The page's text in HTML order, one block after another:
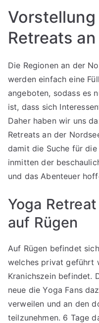
Retreats
Die Regionen an der
werden einfach eine
angeboten, sodass es
ist, dass sich
Daher haben wir uns
Retreats an der
damit die Suche für
inmitten der
und das Abenteuer
Yoga
auf Rügen
Auf Rügen befindet
welches privat geführt
Kranichszein befindet.
neue die Yoga Fans
verweilen und an den
teilzunehmen. 6 Tage